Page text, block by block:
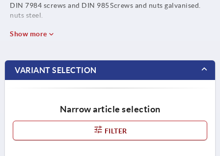
DIN 7984 screws and DIN 985
nuts steel.
Screws and nuts galvanised.
Show more
VARIANT SELECTION
Narrow article selection
FILTER